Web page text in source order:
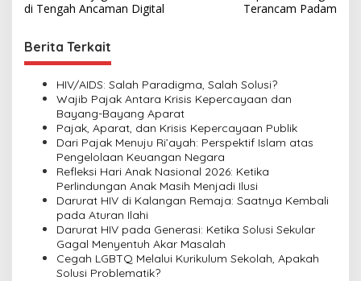
s
t
n
di Tengah Ancaman Digital
Terancam Padam
Berita Terkait
HIV/AIDS: Salah Paradigma, Salah Solusi?
Wajib Pajak Antara Krisis Kepercayaan dan
Bayang-Bayang Aparat
Pajak, Aparat, dan Krisis Kepercayaan Publik
Dari Pajak Menuju Ri’ayah: Perspektif Islam atas
Pengelolaan Keuangan Negara
Refleksi Hari Anak Nasional 2026: Ketika
Perlindungan Anak Masih Menjadi Ilusi
Darurat HIV di Kalangan Remaja: Saatnya Kembali
pada Aturan Ilahi
Darurat HIV pada Generasi: Ketika Solusi Sekular
Gagal Menyentuh Akar Masalah
Cegah LGBTQ Melalui Kurikulum Sekolah, Apakah
Solusi Problematik?